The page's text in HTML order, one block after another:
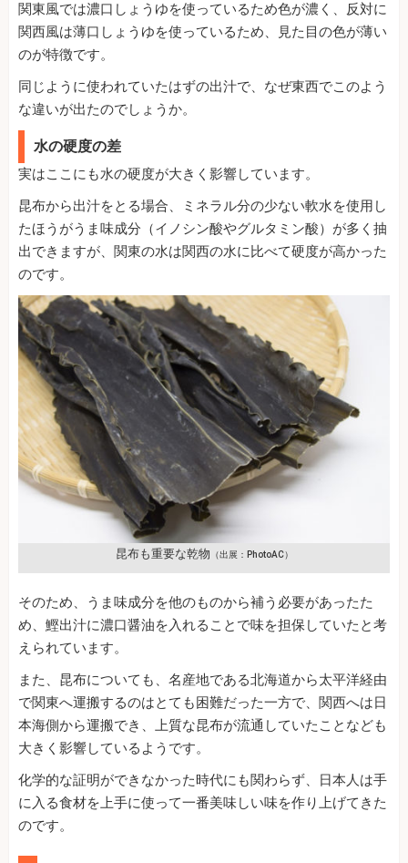
関東風では濃口しょうゆを使っているため色が濃く、反対に
関西風は薄口しょうゆを使っているため、見た目の色が薄い
のが特徴です。
同じように使われていたはずの出汁で、なぜ東西でこのよう
な違いが出たのでしょうか。
水の硬度の差
実はここにも水の硬度が大きく影響しています。
昆布から出汁をとる場合、ミネラル分の少ない軟水を使用し
たほうがうま味成分（イノシン酸やグルタミン酸）が多く抽
出できますが、関東の水は関西の水に比べて硬度が高かった
のです。
昆布も重要な乾物 （出展：PhotoAC）
そのため、うま味成分を他のものから補う必要があったた
め、鰹出汁に濃口醤油を入れることで味を担保していたと考
えられています。
また、昆布についても、名産地である北海道から太平洋経由
で関東へ運搬するのはとても困難だった一方で、関西へは日
本海側から運搬でき、上質な昆布が流通していたことなども
大きく影響しているようです。
化学的な証明ができなかった時代にも関わらず、日本人は手
に入る食材を上手に使って一番美味しい味を作り上げてきた
のです。